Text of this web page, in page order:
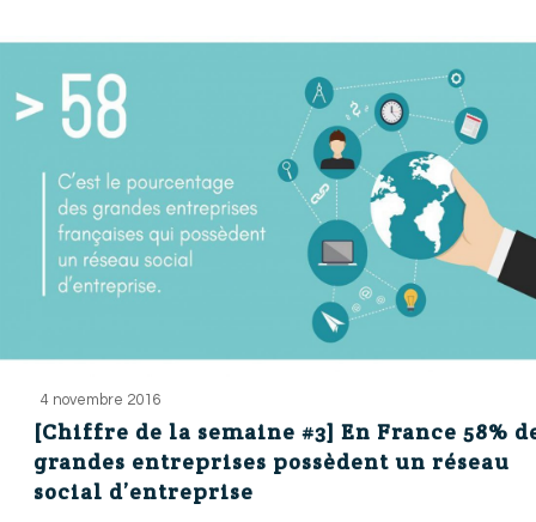
4 novembre 2016
[Chiffre de la semaine #3] En France 58%
grandes entreprises possèdent un réseau
social d’entreprise